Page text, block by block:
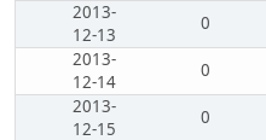
2013-
12-13
0
2013-
12-14
0
2013-
12-15
0